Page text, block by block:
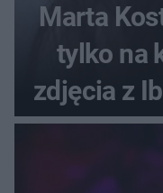
Marta
tylko na
zdjęcia z